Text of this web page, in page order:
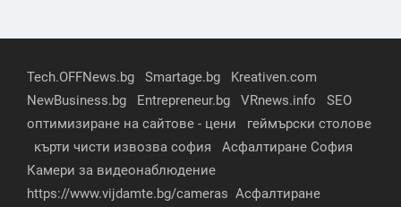
Tech.OFFNews.bg Smartage.bg
Kreativen.com
NewBusiness.bg
Entrepreneur.bg VRnews.info
SEO
оптимизиране на сайтове - цени
геймърски столове
кърти чисти извозва софия
Асфалтиране София
Камери за видеонаблюдение
https://www.vijdamte.bg/cameras Асфалтиране